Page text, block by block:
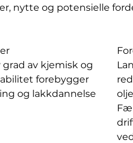
nytte og potensielle
av kjemisk og
forebygger
og lakkdannelse